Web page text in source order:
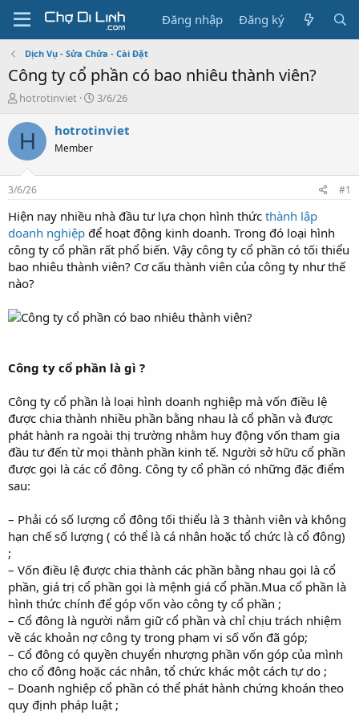
Đăng nhập Đăng ký
Dịch Vụ - Sửa Chửa - Cài Đặt
Công ty cổ phần có bao nhiêu thành viên?
T
r
e
a
s
t
a
t
e
r
hotrotinviet
N
à
3/6/26
H hotrotinviet
Member
3/6/26 #1
Hiện nay nhiều nhà đầu tư lựa chọn hình thức thành lập
doanh nghiệp để hoạt động kinh doanh. Trong đó loại hình
công ty cổ phần rất phổ biến. Vậy công ty cổ phần có tối thiểu
bao nhiêu thành viên? Cơ cấu thành viên của công ty như thế
nào?
Công ty cổ phần là gì ?
Công ty cổ phần là loại hình doanh nghiệp mà vốn điều lệ
được chia thành nhiều phần bằng nhau là cổ phần và được
phát hành ra ngoài thị trường nhằm huy động vốn tham gia
đầu tư đến từ mọi thành phần kinh tế. Người sở hữu cổ phần
được gọi là các cổ đông. Công ty cổ phần có những đặc điểm
sau:
– Phải có số lượng cổ đông tối thiểu là 3 thành viên và không
hạn chế số lượng ( có thể là cá nhân hoặc tổ chức là cổ đông)
;
– Vốn điều lệ được chia thành các phần bằng nhau gọi là cổ
phần, giá trị cổ phần gọi là mệnh giá cổ phần.Mua cổ phần là
hình thức chính để góp vốn vào công ty cổ phần ;
– Cổ đông là người nắm giữ cổ phần và chỉ chịu trách nhiệm
về các khoản nợ công ty trong phạm vi số vốn đã góp;
– Cổ đông có quyền chuyển nhượng phần vốn góp của mình
cho cổ đông hoặc các nhân, tổ chức khác một cách tự do ;
– Doanh nghiệp cổ phần có thể phát hành chứng khoán theo
quy định pháp luật ;